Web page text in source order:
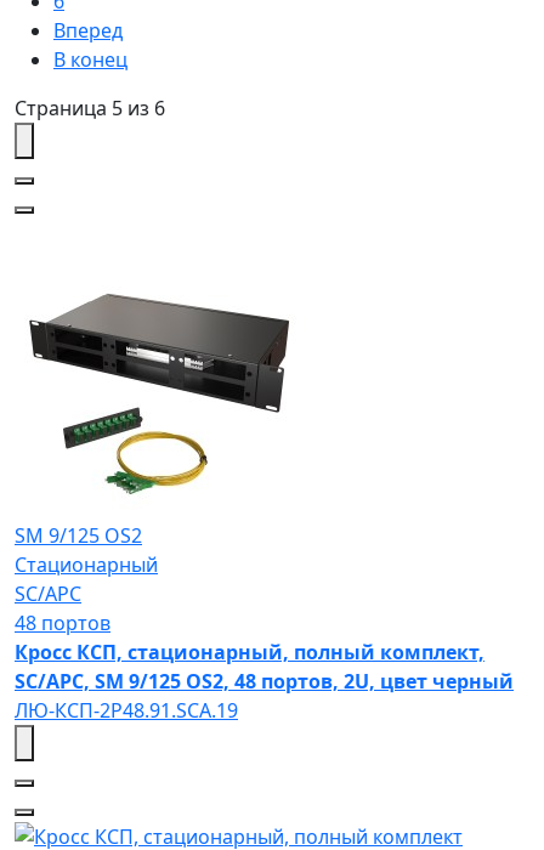
Вперед
В конец
Страница 5 из 6
SM 9/125 OS2
Стационарный
SC/APC
48 портов
Кросс КСП, стационарный, полный комплект,
SC/APC, SM 9/125 OS2, 48 портов, 2U, цвет черный
ЛЮ-КСП-2Р48.91.SCA.19